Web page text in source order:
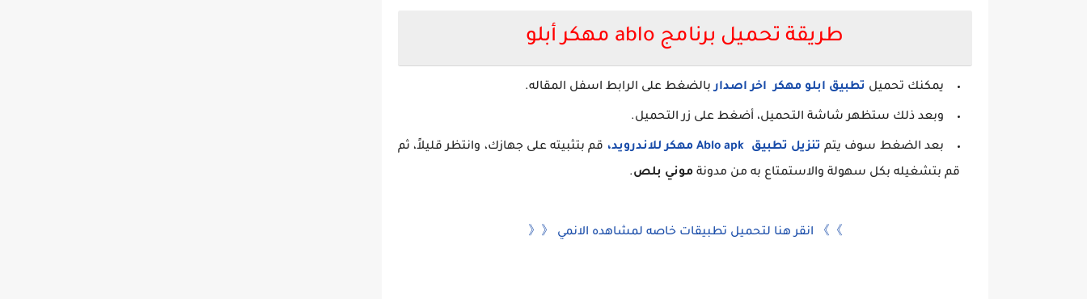
طريقة تحميل برنامج ablo مهكر أبلو
يمكنك تحميل تطبيق ابلو مهكر اخر اصداربالضغط على الرابط اسفل المقاله.
وبعد ذلك ستظهر شاشة التحميل، أضغط على زر التحميل.
بعد الضغط سوف يتم تنزيل تطبيق مهكر للاندرويد، قم بتثبيته على جهازك، وانتظر قليلاً، ثم
قم بتشغيله بكل سهولة والاستمتاع به من مدونة موني بلص.
》》 انقر هنا لتحميل تطبيقات خاصه لمشاهده الانمي 《《